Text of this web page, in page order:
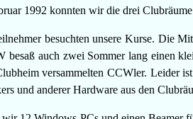
1992 konnten wir die drei
besuchten unsere Kurse. Die
besaß auch zwei Sommer lang einen
versammelten CCWler. Leider
und anderer Hardware aus den